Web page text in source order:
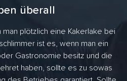
überall
plötzlich eine Kakerlake bei
ist es, wenn man ein
Gastronomie besitz und die
haben, sollte es zu sowas